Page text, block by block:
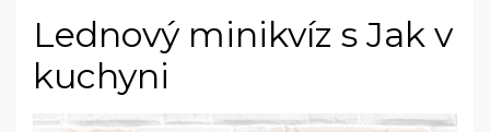
Lednový minikvíz s Jak v
kuchyni